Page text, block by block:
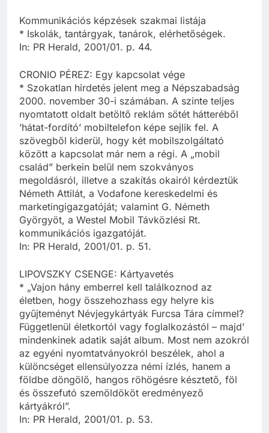
Kommunikációs képzések szakmai listája
* Iskolák, tantárgyak, tanárok, elérhetőségek.
In: PR Herald, 2001/01. p. 44.
CRONIO PÉREZ: Egy kapcsolat vége
* Szokatlan hirdetés jelent meg a Népszabadság
2000. november 30-i számában. A szinte teljes
nyomtatott oldalt betöltő reklám sötét hátteréből
’hátat-fordító’ mobiltelefon képe sejlik fel. A
szövegből kiderül, hogy két mobilszolgáltató
között a kapcsolat már nem a régi. A „mobil
család” berkein belül nem szokványos
megoldásról, illetve a szakítás okairól kérdeztük
Németh Attilát, a Vodafone kereskedelmi és
marketingigazgatóját; valamint G. Németh
Györgyöt, a Westel Mobil Távközlési Rt.
kommunikációs igazgatóját.
In: PR Herald, 2001/01. p. 51.
LIPOVSZKY CSENGE: Kártyavetés
* „Vajon hány emberrel kell találkoznod az
életben, hogy összehozhass egy helyre kis
gyűjteményt Névjegykártyák Furcsa Tára címmel?
Függetlenül életkortól vagy foglalkozástól – majd’
mindenkinek adatik saját album. Most nem azokról
az egyéni nyomtatványokról beszélek, ahol a
különcséget ellensúlyozza némi ízlés, hanem a
földbe döngölő, hangos röhögésre késztető, föl
és összefutó szemöldököt eredményező
kártyákról”.
In: PR Herald, 2001/01. p. 53.